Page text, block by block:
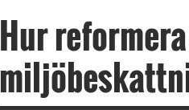
Hur